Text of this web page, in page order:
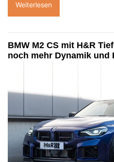
Weiterlesen
BMW M2 CS mit H&R
noch mehr Dynamik und